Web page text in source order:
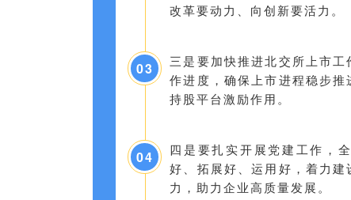
改革要动力、向创新要活力。
03
三是要加快推进北交所上市
作进度，确保上市进程稳步
持股平台激励作用。
04
四是要扎实开展党建工作，
好、拓展好、运用好，着力
力，助力企业高质量发展。